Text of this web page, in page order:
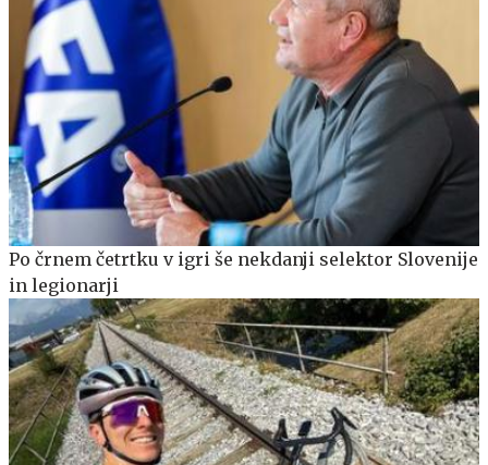
Po črnem četrtku v igri še nekdanji selektor Slovenije
in legionarji